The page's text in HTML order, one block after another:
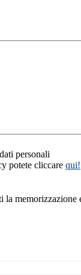
personali
potete cliccare qui!
memorizzazione